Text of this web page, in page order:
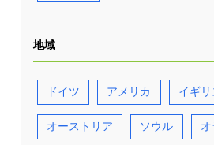
地域
ドイツ アメリカ イギリ
オーストリア ソウル